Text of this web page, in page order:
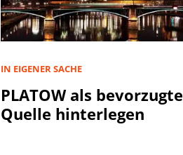
IN EIGENER SACHE
PLATOW als bevorzugte
Quelle hinterlegen